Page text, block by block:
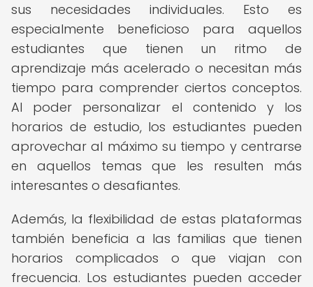
sus necesidades individuales. Esto es
especialmente beneficioso para aquellos
estudiantes que tienen un ritmo de
aprendizaje más acelerado o necesitan más
tiempo para comprender ciertos conceptos.
Al poder personalizar el contenido y los
horarios de estudio, los estudiantes pueden
aprovechar al máximo su tiempo y centrarse
en aquellos temas que les resulten más
interesantes o desafiantes.
Además, la flexibilidad de estas plataformas
también beneficia a las familias que tienen
horarios complicados o que viajan con
frecuencia. Los estudiantes pueden acceder